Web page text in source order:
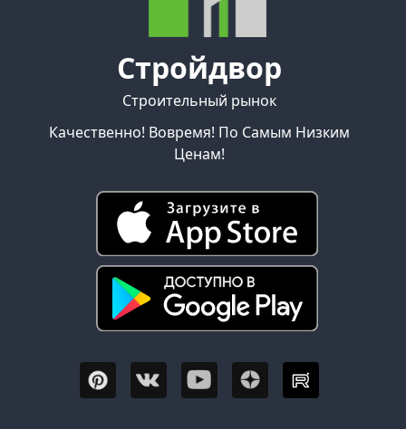
Стройдвор
Строительный рынок
Качественно! Вовремя! По Самым Низким
Ценам!